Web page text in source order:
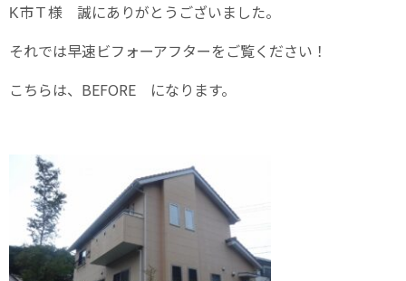
K市Ｔ様 誠にありがとうございました。
それでは早速ビフォーアフターをご覧ください！
こちらは、BEFORE になります。